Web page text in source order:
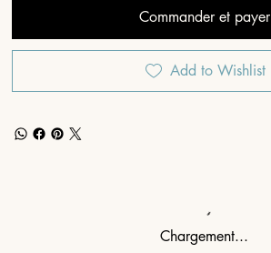
Commander et payer
Add to Wishlist
Chargement...